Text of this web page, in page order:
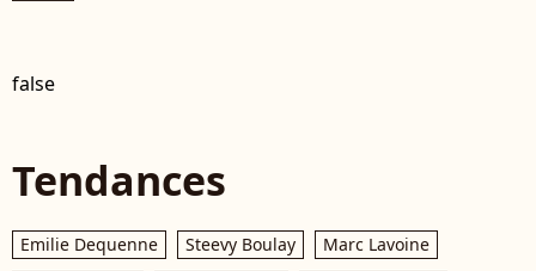
false
Tendances
Emilie Dequenne Steevy Boulay
Marc Lavoine